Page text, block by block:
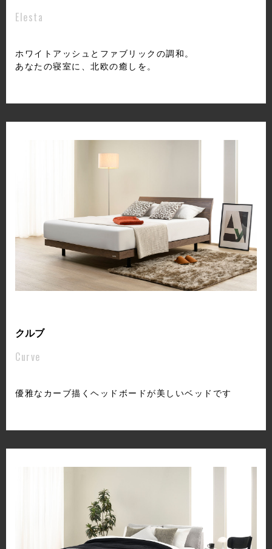
Elesta
ホワイトアッシュとファブリックの調和。
あなたの寝室に、北欧の癒しを。
クルブ
Curve
優雅なカーブ描くヘッドボードが美しいベッドです